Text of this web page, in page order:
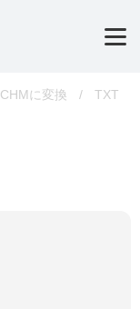
CHMに変換 /
TXT